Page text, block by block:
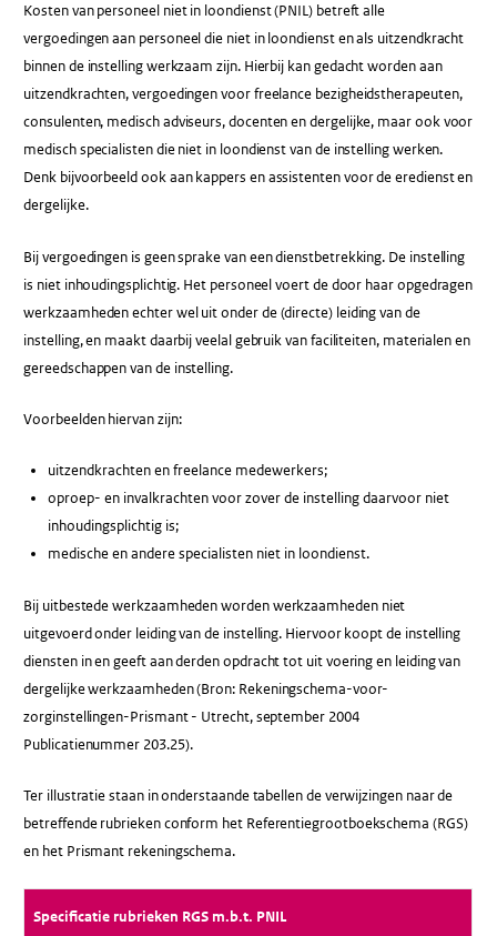
Kosten van personeel niet in loondienst (PNIL) betreft alle
vergoedingen aan personeel die niet in loondienst en als uitzendkracht
binnen de instelling werkzaam zijn. Hierbij kan gedacht worden aan
uitzendkrachten, vergoedingen voor freelance bezigheidstherapeuten,
consulenten, medisch adviseurs, docenten en dergelijke, maar ook voor
medisch specialisten die niet in loondienst van de instelling werken.
Denk bijvoorbeeld ook aan kappers en assistenten voor de eredienst en
dergelijke.
Bij vergoedingen is geen sprake van een dienstbetrekking. De instelling
is niet inhoudingsplichtig. Het personeel voert de door haar opgedragen
werkzaamheden echter wel uit onder de (directe) leiding van de
instelling, en maakt daarbij veelal gebruik van faciliteiten, materialen en
gereedschappen van de instelling.
Voorbeelden hiervan zijn:
uitzendkrachten en freelance medewerkers;
oproep- en invalkrachten voor zover de instelling daarvoor niet
inhoudingsplichtig is;
medische en andere specialisten niet in loondienst.
Bij uitbestede werkzaamheden worden werkzaamheden niet
uitgevoerd onder leiding van de instelling. Hiervoor koopt de instelling
diensten in en geeft aan derden opdracht tot uit voering en leiding van
dergelijke werkzaamheden (Bron: Rekeningschema-voor-
zorginstellingen-Prismant - Utrecht, september 2004
Publicatienummer 203.25).
Ter illustratie staan in onderstaande tabellen de verwijzingen naar de
betreffende rubrieken conform het Referentiegrootboekschema (RGS)
en het Prismant rekeningschema.
Specificatie rubrieken RGS m.b.t. PNIL